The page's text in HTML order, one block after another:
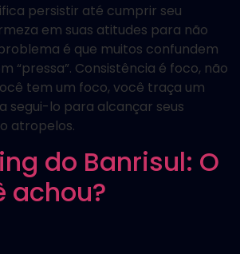
persistir até cumprir seu
em suas atitudes para não
é que muitos confundem
“pressa”. Consistência é foco, não
tem um foco, você traça um
segui-lo para alcançar seus
atropelos.
do Banrisul: O
achou?